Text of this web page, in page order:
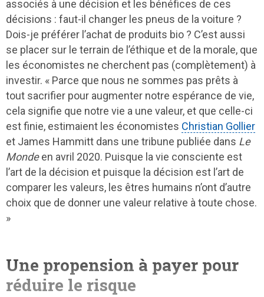
associés à une décision et les bénéfices de ces
décisions : faut-il changer les pneus de la voiture ?
Dois-je préférer l’achat de produits bio ? C’est aussi
se placer sur le terrain de l’éthique et de la morale, que
les économistes ne cherchent pas (complètement) à
investir. « Parce que nous ne sommes pas prêts à
tout sacrifier pour augmenter notre espérance de vie,
cela signifie que notre vie a une valeur, et que celle-ci
est finie, estimaient les économistes Christian Gollier
et James Hammitt dans une tribune publiée dans Le
Mondeen avril 2020. Puisque la vie consciente est
l’art de la décision et puisque la décision est l’art de
comparer les valeurs, les êtres humains n’ont d’autre
choix que de donner une valeur relative à toute chose.
»
Une propension à payer pour
réduire le risque